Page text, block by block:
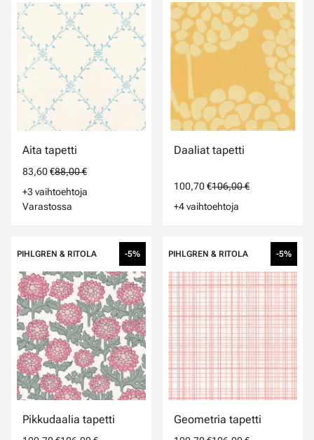
Aita tapetti
83,60 €88,00 €
+3 vaihtoehtoja
Varastossa
Daaliat tapetti
100,70 €106,00 €
+4 vaihtoehtoja
PIHLGREN & RITOLA -5%
Pikkudaalia tapetti
PIHLGREN & RITOLA -5%
Geometria tapetti